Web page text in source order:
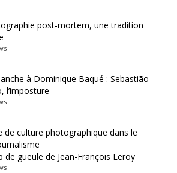
post-mortem, une tradition
à Dominique Baqué : Sebastião
l’imposture
de culture photographique dans le
de gueule de Jean-François Leroy